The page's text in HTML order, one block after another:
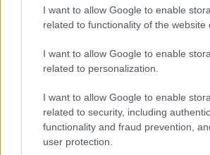
I want to allow Google to enable
related to functionality of the website
I want to allow Google to enable
related to personalization.
I want to allow Google to enable
related to security, including
functionality and fraud prevention,
user protection.
minőséget hozzák el nekünk.
bétája?
Nagyszabású finálé: A Smash by
strandröplabda sorozat utolsó
Balatonalmádiban! (X)